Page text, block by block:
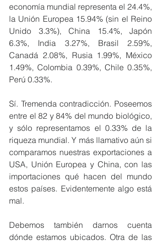
economía mundial representa el 24.4%,
la Unión Europea 15.94% (sin el Reino
Unido 3.3%), China 15.4%, Japón
6.3%, India 3.27%, Brasil 2.59%,
Canadá 2.08%, Rusia 1.99%, México
1.49%, Colombia 0.39%, Chile 0.35%,
Perú 0.33%.
Sí. Tremenda contradicción. Poseemos
entre el 82 y 84% del mundo biológico,
y sólo representamos el 0.33% de la
riqueza mundial. Y más llamativo aún si
comparamos nuestras exportaciones a
USA, Unión Europea y China, con las
importaciones qué hacen del mundo
estos países. Evidentemente algo está
mal.
Debemos también darnos cuenta
dónde estamos ubicados. Otra de las